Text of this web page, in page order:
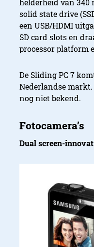
Home
helderheid van 340
solid state drive
een USB/HDMI
SD card slots en
processor platform
De Sliding PC 7
Nederlandse
nog niet bekend.
Dual screen-